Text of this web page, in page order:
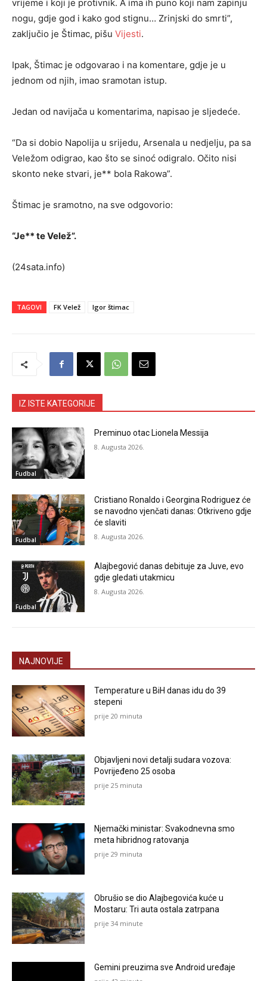
vrijeme i koji je protivnik. A ima ih puno koji nam zapinju
nogu, gdje god i kako god stignu… Zrinjski do smrti”,
zaključio je Štimac, pišu Vijesti.
Ipak, Štimac je odgovarao i na komentare, gdje je u
jednom od njih, imao sramotan istup.
Jedan od navijača u komentarima, napisao je sljedeće.
“Da si dobio Napolija u srijedu, Arsenala u nedjelju, pa sa
Veležom odigrao, kao što se sinoć odigralo. Očito nisi
skonto neke stvari, je** bola Rakowa”.
Štimac je sramotno, na sve odgovorio:
“Je** te Velež”.
(24sata.info)
TAGOVI FK Velež Igor štimac
IZ ISTE KATEGORIJE
Fudbal
Preminuo otac Lionela Messija
8. Augusta 2026.
Fudbal
Cristiano Ronaldo i Georgina Rodriguez će
se navodno vjenčati danas: Otkriveno gdje
će slaviti
8. Augusta 2026.
Fudbal
Alajbegović danas debituje za Juve, evo
gdje gledati utakmicu
8. Augusta 2026.
NAJNOVIJE
Temperature u BiH danas idu do 39
stepeni
prije 20 minuta
Objavljeni novi detalji sudara vozova:
Povrijeđeno 25 osoba
prije 25 minuta
Njemački ministar: Svakodnevna smo
meta hibridnog ratovanja
prije 29 minuta
Obrušio se dio Alajbegovića kuće u
Mostaru: Tri auta ostala zatrpana
prije 34 minute
Gemini preuzima sve Android uređaje